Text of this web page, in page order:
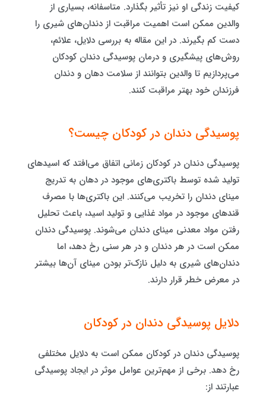
کیفیت زندگی او نیز تأثیر بگذارد. متاسفانه، بسیاری از
والدین ممکن است اهمیت مراقبت از دندان‌های شیری را
دست کم بگیرند. در این مقاله به بررسی دلایل، علائم،
روش‌های پیشگیری و درمان پوسیدگی دندان کودکان
می‌پردازیم تا والدین بتوانند از سلامت دهان و دندان
فرزندان خود بهتر مراقبت کنند.
پوسیدگی دندان در کودکان چیست؟
پوسیدگی دندان در کودکان زمانی اتفاق می‌افتد که اسیدهای
تولید شده توسط باکتری‌های موجود در دهان به تدریج
مینای دندان را تخریب می‌کنند. این باکتری‌ها با مصرف
قندهای موجود در مواد غذایی و تولید اسید، باعث تحلیل
رفتن مواد معدنی مینای دندان می‌شوند. پوسیدگی دندان
ممکن است در هر دندان و در هر سنی رخ دهد، اما
دندان‌های شیری به دلیل نازک‌تر بودن مینای آن‌ها بیشتر
در معرض خطر قرار دارند.
دلایل پوسیدگی دندان در کودکان
پوسیدگی دندان در کودکان ممکن است به دلایل مختلفی
رخ دهد. برخی از مهم‌ترین عوامل موثر در ایجاد پوسیدگی
عبارتند از: